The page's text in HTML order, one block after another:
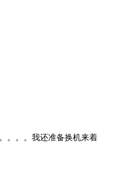
。。。我还准备换机来着